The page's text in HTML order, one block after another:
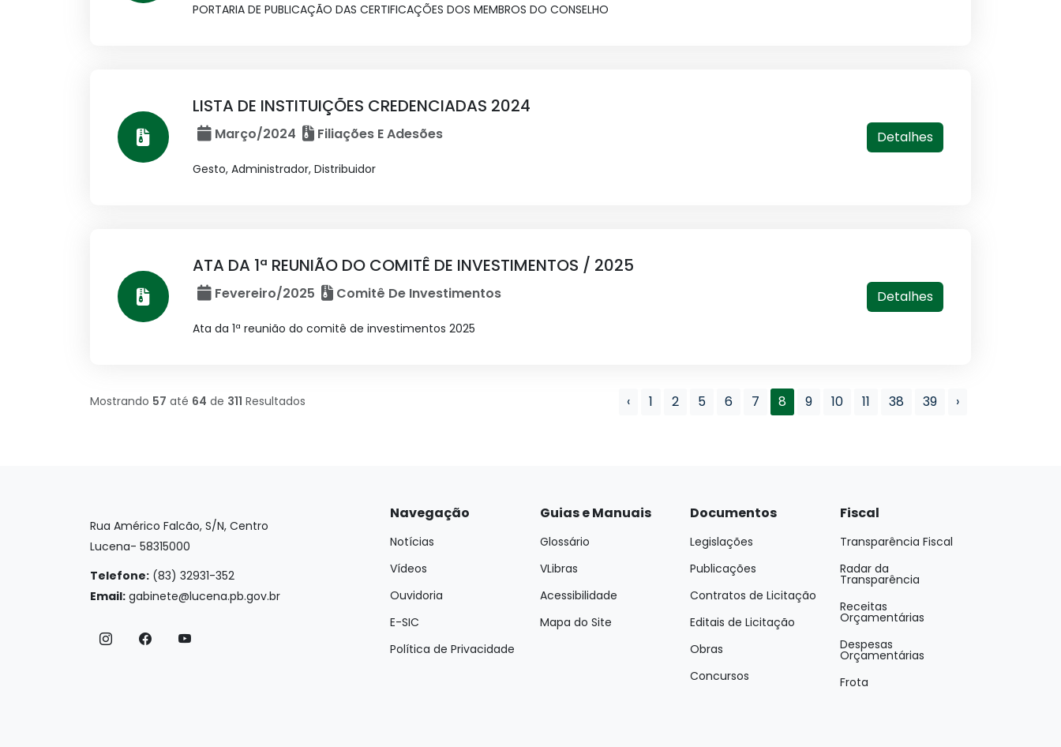
PORTARIA DE PUBLICAÇÃO DAS CERTIFICAÇÕES DOS MEMBROS DO CONSELHO
LISTA DE INSTITUIÇÕES CREDENCIADAS 2024
Março/2024 Filiações E Adesões
Gesto, Administrador, Distribuidor
Detalhes
ATA DA 1ª REUNIÃO DO COMITÊ DE INVESTIMENTOS / 2025
Fevereiro/2025 Comitê De Investimentos
Ata da 1ª reunião do comitê de investimentos 2025
Detalhes
Mostrando 57 até 64 de 311 Resultados ‹ 1 2 5 6 7 8 9 10 11 38 39 ›
Rua Américo Falcão, S/N, Centro
Lucena- 58315000
Telefone: (83) 32931-352
Email: gabinete@lucena.pb.gov.br
Navegação
Notícias
Vídeos
Ouvidoria
E-SIC
Política de Privacidade
Guias e Manuais
Glossário
VLibras
Acessibilidade
Mapa do Site
Documentos
Legislações
Publicações
Contratos de Licitação
Editais de Licitação
Obras
Concursos
Fiscal
Transparência Fiscal
Radar da
Transparência
Receitas
Orçamentárias
Despesas
Orçamentárias
Frota